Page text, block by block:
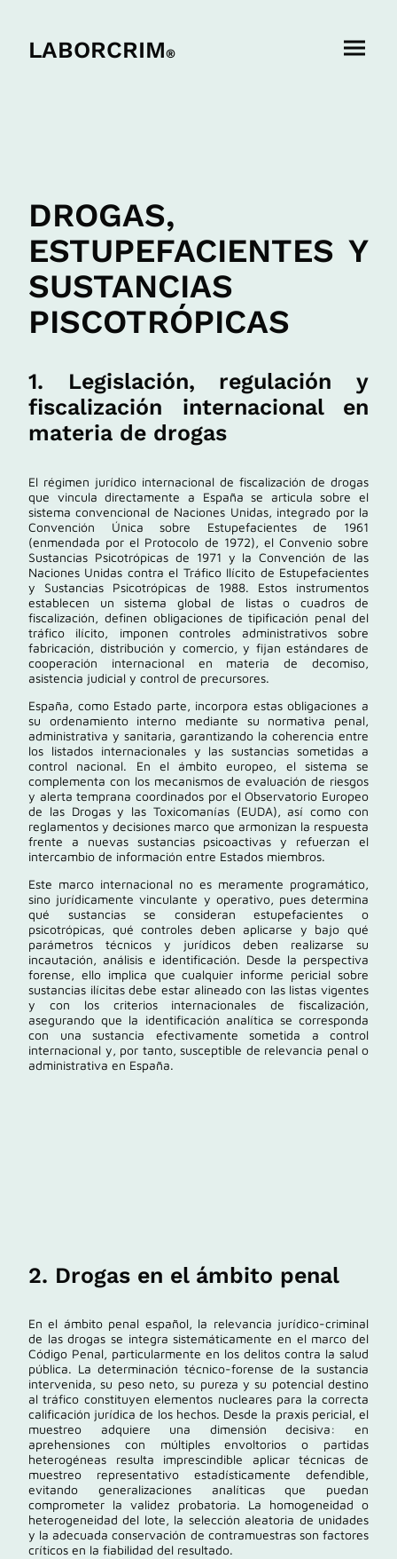
LABORCRIM®
DROGAS,
ESTUPEFACIENTES Y
SUSTANCIAS
PISCOTRÓPICAS
1. Legislación, regulación y
fiscalización internacional en
materia de drogas
El régimen jurídico internacional de fiscalización de drogas
que vincula directamente a España se articula sobre el
sistema convencional de Naciones Unidas, integrado por la
Convención Única sobre Estupefacientes de 1961
(enmendada por el Protocolo de 1972), el Convenio sobre
Sustancias Psicotrópicas de 1971 y laConvención de las
Naciones Unidas contra el Tráfico Ilícito de Estupefacientes
y Sustancias Psicotrópicas de 1988. Estos instrumentos
establecen un sistema global de listas o cuadros de
fiscalización, definen obligaciones de tipificación penal del
tráfico ilícito, imponen controles administrativos sobre
fabricación, distribución y comercio, y fijan estándares de
cooperación internacional en materia de decomiso,
asistencia judicial y control de precursores.
España, como Estado parte, incorpora estas obligaciones a
su ordenamiento interno mediante su normativa penal,
administrativa y sanitaria, garantizando la coherencia entre
los listados internacionales y las sustancias sometidas a
control nacional. En el ámbito europeo, el sistema se
complementa con los mecanismos de evaluación de riesgos
y alerta temprana coordinados por elObservatorio Europeo
de las Drogas y las Toxicomanías(EUDA), así como con
reglamentos y decisiones marco que armonizan la respuesta
frente a nuevas sustancias psicoactivas y refuerzan el
intercambio de información entre Estados miembros.
Este marco internacional no es meramente programático,
sino jurídicamente vinculante y operativo, pues determina
qué sustancias se consideran estupefacientes o
psicotrópicas, qué controles deben aplicarse y bajo qué
parámetros técnicos y jurídicos deben realizarse su
incautación, análisis e identificación. Desde la perspectiva
forense, ello implica que cualquier informe pericial sobre
sustancias ilícitas debe estar alineado con las listas vigentes
y con los criterios internacionales de fiscalización,
asegurando que la identificación analítica se corresponda
con una sustancia efectivamente sometida a control
internacional y, por tanto, susceptible de relevancia penal o
administrativa en España.
2. Drogas en el ámbito penal
En el ámbito penal español, la relevancia jurídico-criminal
de las drogas se integra sistemáticamente en el marco del
Código Penal, particularmente en los delitos contra la salud
pública. La determinación técnico-forense de la sustancia
intervenida, su peso neto, su pureza y su potencial destino
al tráfico constituyen elementos nucleares para la correcta
calificación jurídica de los hechos. Desde la praxis pericial, el
muestreo adquiere una dimensión decisiva: en
aprehensiones con múltiples envoltorios o partidas
heterogéneas resulta imprescindible aplicar técnicas de
muestreo representativo estadísticamente defendible,
evitando generalizaciones analíticas que puedan
comprometer la validez probatoria. La homogeneidad o
heterogeneidad del lote, la selección aleatoria de unidades
y la adecuada conservación de contramuestras son factores
críticos en la fiabilidad del resultado.